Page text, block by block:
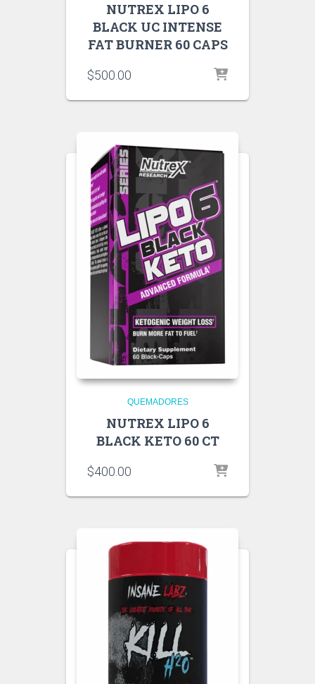
NUTREX LIPO 6
BLACK UC INTENSE
FAT BURNER 60 CAPS
$500.00
QUEMADORES
NUTREX LIPO 6
BLACK KETO 60 CT
$400.00